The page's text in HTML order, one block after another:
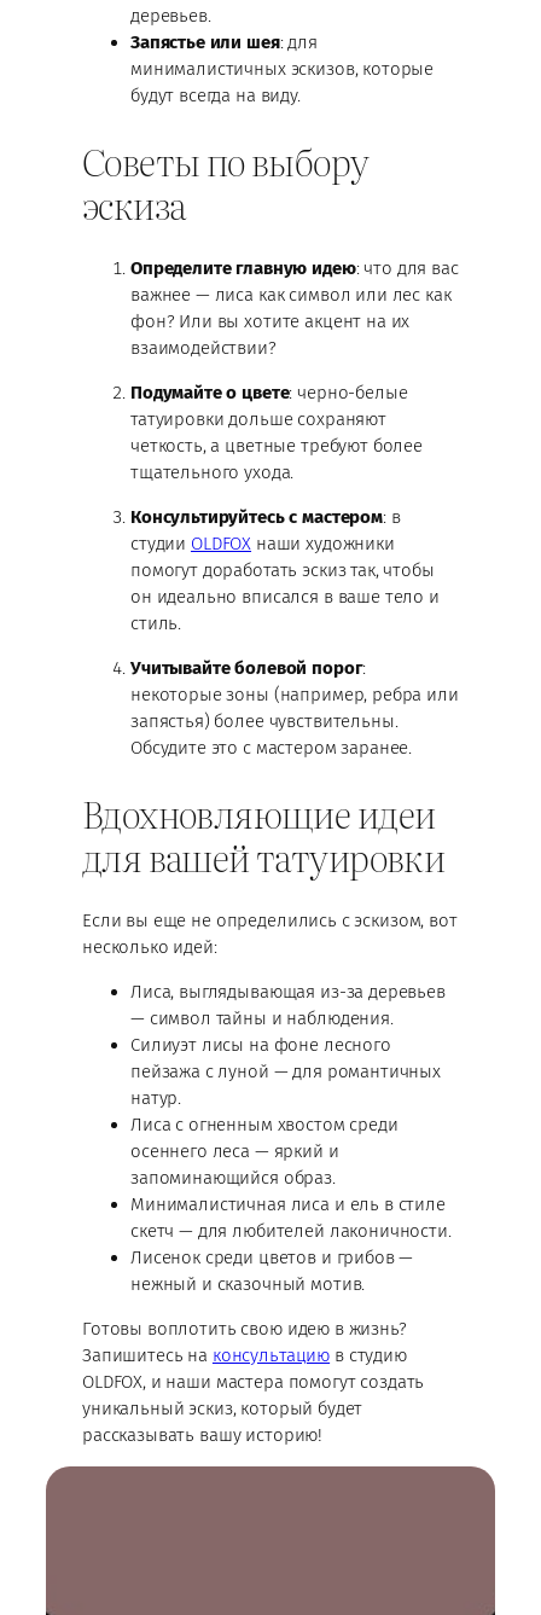
деревьев.
Запястье или шея: для
минималистичных эскизов, которые
будут всегда на виду.
Советы по выбору
эскиза
Определите главную идею: что для вас
важнее — лиса как символ или лес как
фон? Или вы хотите акцент на их
взаимодействии?
Подумайте о цвете: черно-белые
татуировки дольше сохраняют
четкость, а цветные требуют более
тщательного ухода.
Консультируйтесь с мастером: в
студии OLDFOX наши художники
помогут доработать эскиз так, чтобы
он идеально вписался в ваше тело и
стиль.
Учитывайте болевой порог:
некоторые зоны (например, ребра или
запястья) более чувствительны.
Обсудите это с мастером заранее.
Вдохновляющие идеи
для вашей татуировки
Если вы еще не определились с эскизом, вот
несколько идей:
Лиса, выглядывающая из-за деревьев
— символ тайны и наблюдения.
Силиуэт лисы на фоне лесного
пейзажа с луной — для романтичных
натур.
Лиса с огненным хвостом среди
осеннего леса — яркий и
запоминающийся образ.
Минималистичная лиса и ель в стиле
скетч — для любителей лаконичности.
Лисенок среди цветов и грибов —
нежный и сказочный мотив.
Готовы воплотить свою идею в жизнь?
Запишитесь на консультацию в студию
OLDFOX, и наши мастера помогут создать
уникальный эскиз, который будет
рассказывать вашу историю!